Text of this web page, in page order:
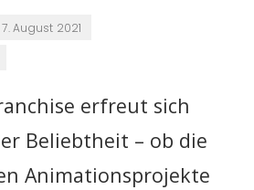
7. August 2021
erfreut sich
Beliebtheit – ob die
Animationsprojekte